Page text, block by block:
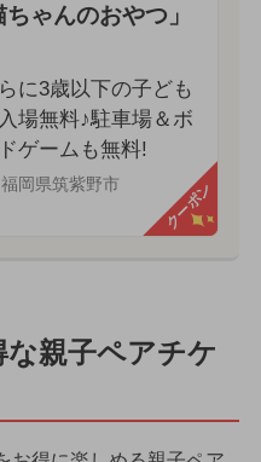
ゃんのおやつ」
に3歳以下の子ども
場無料♪駐車場＆ボ
ゲームも無料!
福岡県筑紫野市 クーポン
親子ペアチケ